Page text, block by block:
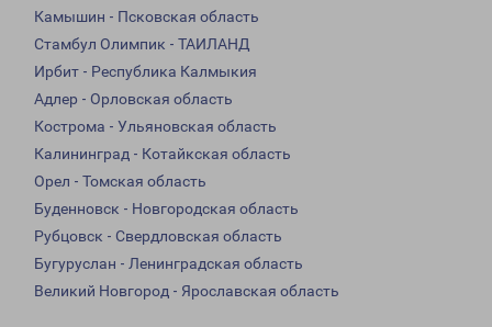
Камышин - Псковская область
Стамбул Олимпик - ТАИЛАНД
Ирбит - Республика Калмыкия
Адлер - Орловская область
Кострома - Ульяновская область
Калининград - Котайкская область
Орел - Томская область
Буденновск - Новгородская область
Рубцовск - Свердловская область
Бугуруслан - Ленинградская область
Великий Новгород - Ярославская область